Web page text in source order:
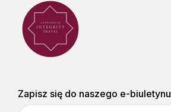
Zapisz się do naszego e-biuletynu